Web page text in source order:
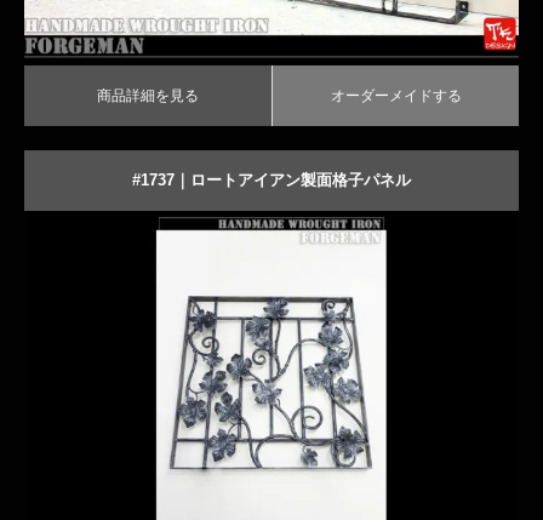
商品詳細を見る オーダーメイドする
#1737｜ロートアイアン製面格子パネル
葉の飾りが可愛らしいアイアン面格子
商品詳細を見るオーダーメイドする